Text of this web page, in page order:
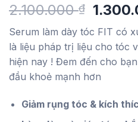
2.100.000₫
Giá
gốc
là:
Serum làm dày tóc FIT có
là liệu pháp trị liệu cho tóc
hiện nay ! Đem đến cho
đầu khoẻ mạnh hơn
Giảm rụng tóc & kích